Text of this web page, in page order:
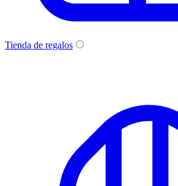
Tienda de regalos